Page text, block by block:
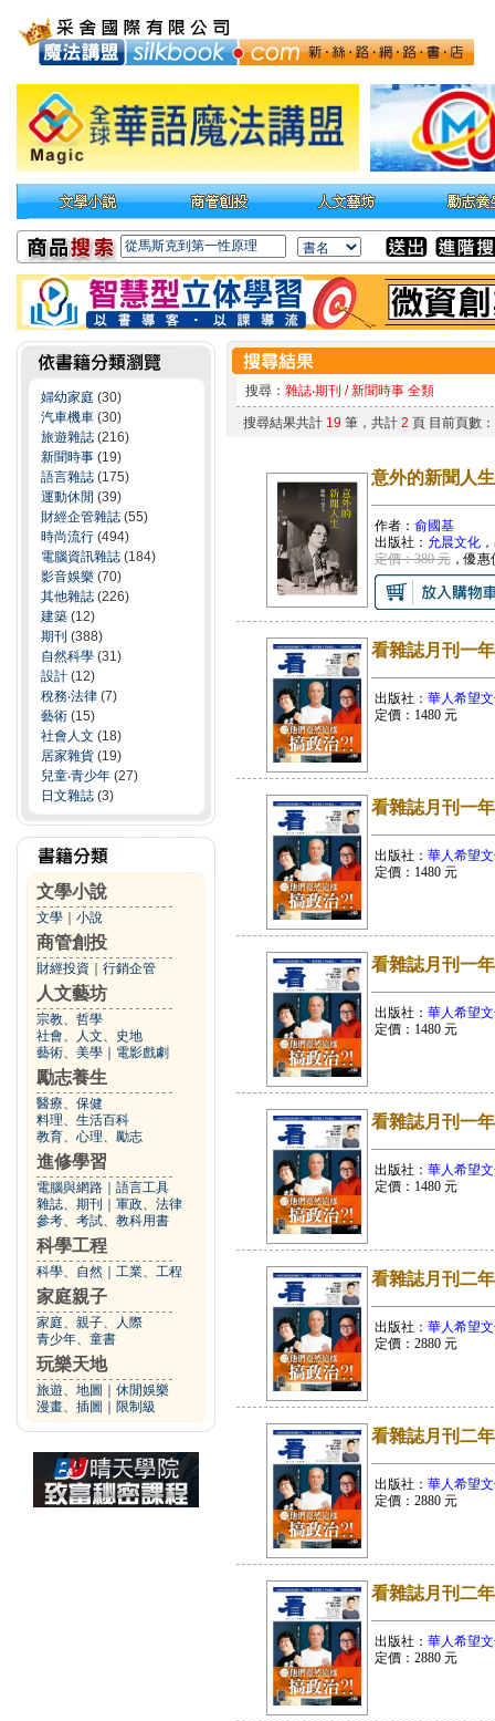
婦幼家庭 (30)
汽車機車 (30)
旅遊雜誌 (216)
新聞時事 (19)
語言雜誌 (175)
運動休閒 (39)
財經企管雜誌 (55)
時尚流行 (494)
電腦資訊雜誌 (184)
影音娛樂 (70)
其他雜誌 (226)
建築 (12)
期刊 (388)
自然科學 (31)
設計 (12)
稅務‧法律 (7)
藝術 (15)
社會人文 (18)
居家雜貨 (19)
兒童‧青少年 (27)
日文雜誌 (3)
文學小說
文學 小說
商管創投
財經投資 行銷企管
人文藝坊
宗教、哲學
社會、人文、史地
藝術、美學
電影戲劇
勵志養生
醫療、保健
料理、生活百科
教育、心理、勵志
進修學習
電腦與網路
語言工具
雜誌、期刊
軍政、法律
參考、考試、教科用書
科學工程
科學、自然 工業、工程
家庭親子
家庭、親子、人際
青少年、童書
玩樂天地
旅遊、地圖
休閒娛樂
漫畫、插圖
限制級
搜尋： 雜誌‧期刊 / 新聞時事 全類
搜尋結果共計 19 筆，共計 2 頁 目前頁數
意外的新聞人
作者： 俞國基
出版社： 允晨文化
定價：380 元，優惠
看雜誌月刊一
出版社： 華人希望
定價： 1480元
看雜誌月刊一
出版社： 華人希望
定價： 1480元
看雜誌月刊一
出版社： 華人希望
定價： 1480元
看雜誌月刊一
出版社： 華人希望
定價： 1480元
看雜誌月刊二
出版社： 華人希望
定價： 2880元
看雜誌月刊二
出版社： 華人希望
定價： 2880元
看雜誌月刊二
出版社： 華人希望
定價： 2880元